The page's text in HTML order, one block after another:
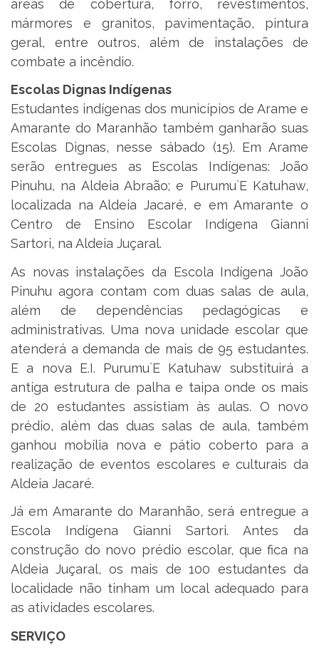
áreas de cobertura, forro, revestimentos,
mármores e granitos, pavimentação, pintura
geral, entre outros, além de instalações de
combate a incêndio.
Escolas Dignas Indígenas
Estudantes indígenas dos municípios de Arame e
Amarante do Maranhão também ganharão suas
Escolas Dignas, nesse sábado (15). Em Arame
serão entregues as Escolas Indígenas: João
Pinuhu, na Aldeia Abraão; e Purumu`E Katuhaw,
localizada na Aldeia Jacaré, e em Amarante o
Centro de Ensino Escolar Indígena Gianni
Sartori, na Aldeia Juçaral.
As novas instalações da Escola Indígena João
Pinuhu agora contam com duas salas de aula,
além de dependências pedagógicas e
administrativas. Uma nova unidade escolar que
atenderá a demanda de mais de 95 estudantes.
E a nova E.I. Purumu`E Katuhaw substituirá a
antiga estrutura de palha e taipa onde os mais
de 20 estudantes assistiam às aulas. O novo
prédio, além das duas salas de aula, também
ganhou mobília nova e pátio coberto para a
realização de eventos escolares e culturais da
Aldeia Jacaré.
Já em Amarante do Maranhão, será entregue a
Escola Indígena Gianni Sartori. Antes da
construção do novo prédio escolar, que fica na
Aldeia Juçaral, os mais de 100 estudantes da
localidade não tinham um local adequado para
as atividades escolares.
SERVIÇO